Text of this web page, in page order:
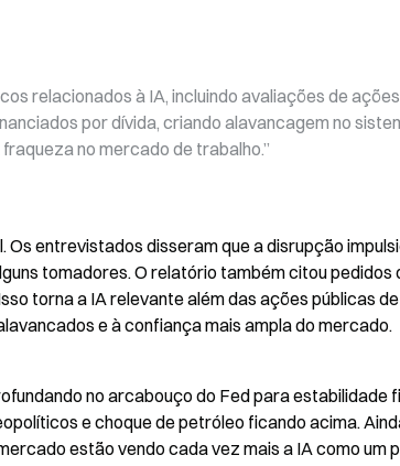
relacionados à IA, incluindo avaliações de
por dívida, criando alavancagem no
no mercado de trabalho.”
entrevistados disseram que a disrupção
tomadores. O relatório também citou pedidos
torna a IA relevante além das ações públicas
e à confiança mais ampla do mercado.
no arcabouço do Fed para estabilidade
e choque de petróleo ficando acima.
estão vendo cada vez mais a IA como um